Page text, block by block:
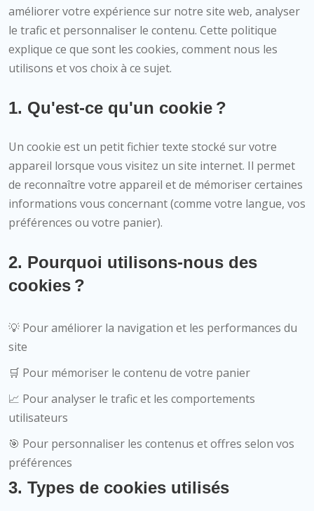
améliorer votre expérience sur notre site web, analyser
le trafic et personnaliser le contenu. Cette politique
explique ce que sont les cookies, comment nous les
utilisons et vos choix à ce sujet.
1. Qu'est-ce qu'un cookie ?
Un cookie est un petit fichier texte stocké sur votre
appareil lorsque vous visitez un site internet. Il permet
de reconnaître votre appareil et de mémoriser certaines
informations vous concernant (comme votre langue, vos
préférences ou votre panier).
2. Pourquoi utilisons-nous des
cookies ?
💡 Pour améliorer la navigation et les performances du
site
🛒 Pour mémoriser le contenu de votre panier
📈 Pour analyser le trafic et les comportements
utilisateurs
🎯 Pour personnaliser les contenus et offres selon vos
préférences
3. Types de cookies utilisés